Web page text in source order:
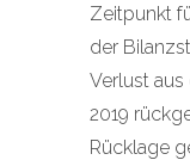
Zeitpunkt
der
Verlust aus
2019
Rücklage